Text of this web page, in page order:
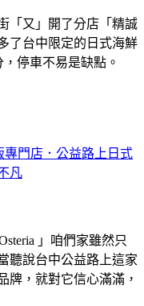
「又」開了分店「精誠
了台中限定的日式海鮮
停車不易是缺點。
專門店．公益路上日式
凡
」咱們家雖然只
聽說台中公益路上這家
牌，就對它信心滿滿，